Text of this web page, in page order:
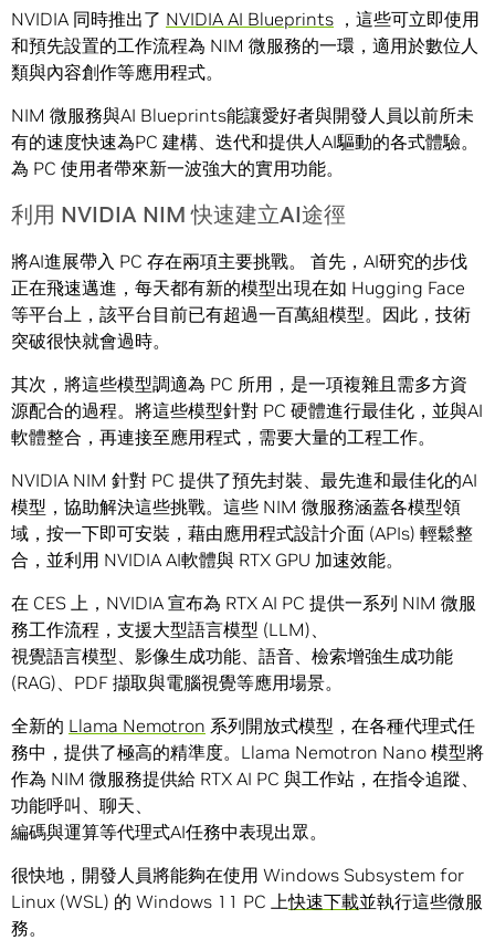
NVIDIA 同時推出了 NVIDIA AI Blueprints ，這些可立即使用
和預先設置的工作流程為 NIM 微服務的一環，適用於數位人
類與內容創作等應用程式。
NIM 微服務與AI Blueprints能讓愛好者與開發人員以前所未
有的速度快速為PC 建構、迭代和提供人AI驅動的各式體驗。
為 PC 使用者帶來新一波強大的實用功能。
利用 NVIDIA NIM 快速建立AI途徑
將AI進展帶入 PC 存在兩項主要挑戰。 首先，AI研究的步伐
正在飛速邁進，每天都有新的模型出現在如 Hugging Face
等平台上，該平台目前已有超過一百萬組模型。因此，技術
突破很快就會過時。
其次，將這些模型調適為 PC 所用，是一項複雜且需多方資
源配合的過程。將這些模型針對 PC 硬體進行最佳化，並與AI
軟體整合，再連接至應用程式，需要大量的工程工作。
NVIDIA NIM 針對 PC 提供了預先封裝、最先進和最佳化的AI
模型，協助解決這些挑戰。這些 NIM 微服務涵蓋各模型領
域，按一下即可安裝，藉由應用程式設計介面 (APIs) 輕鬆整
合，並利用 NVIDIA AI軟體與 RTX GPU 加速效能。
在 CES 上，NVIDIA 宣布為 RTX AI PC 提供一系列 NIM 微服
務工作流程，支援大型語言模型 (LLM)、
視覺語言模型、影像生成功能、語音、檢索增強生成功能
(RAG)、PDF 擷取與電腦視覺等應用場景。
全新的 Llama Nemotron 系列開放式模型，在各種代理式任
務中，提供了極高的精準度。Llama Nemotron Nano 模型將
作為 NIM 微服務提供給 RTX AI PC 與工作站，在指令追蹤、
功能呼叫、聊天、
編碼與運算等代理式AI任務中表現出眾。
很快地，開發人員將能夠在使用 Windows Subsystem for
Linux (WSL) 的 Windows 11 PC 上快速下載並執行這些微服
務。